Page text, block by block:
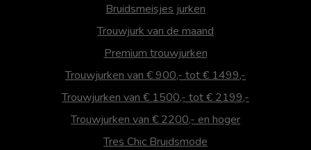
Bruidsmeisjes jurken
Trouwjurk van de maand
Premium trouwjurken
Trouwjurken van € 900,- tot € 1499,-
Trouwjurken van € 1500,- tot € 2199,-
Trouwjurken van € 2200,- en hoger
Tres Chic Bruidsmode